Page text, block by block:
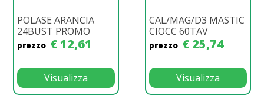
POLASE ARANCIA
24BUST PROMO
prezzo € 12,61
Visualizza
CAL/MAG/D3 MASTIC
CIOCC 60TAV
prezzo € 25,74
Visualizza